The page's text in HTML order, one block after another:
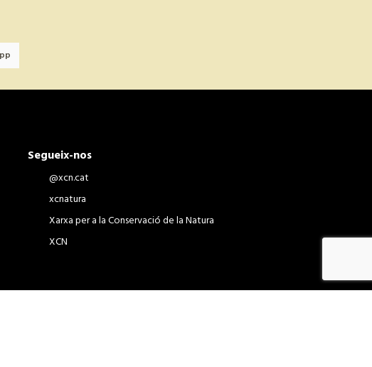
Segueix-nos
@xcn.cat
xcnatura
Xarxa per a la Conservació de la Natura
XCN